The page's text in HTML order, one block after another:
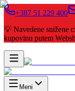
+387 51 229 400
💡 Navedene snižene
kupovinu putem
Meni